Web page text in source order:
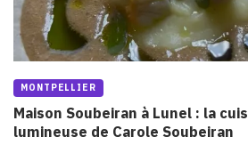
MONTPELLIER
Maison Soubeiran à Lunel : la
lumineuse de Carole Soubeiran